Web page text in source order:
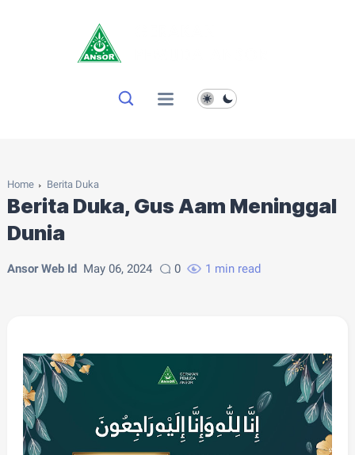
Home Berita Duka
Berita Duka, Gus Aam Meninggal
Dunia
Ansor Web Id May 06, 2024 0 1 min read